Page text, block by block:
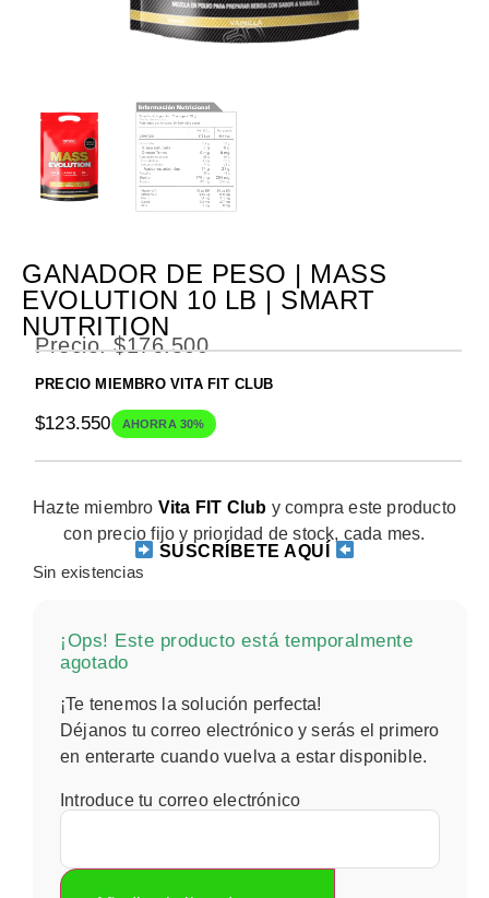
GANADOR DE PESO | MASS
EVOLUTION 10 LB | SMART
NUTRITION
Precio.$176.500
PRECIO MIEMBRO VITA FIT CLUB
$123.550 AHORRA 30%
Hazte miembro Vita FIT Club y compra este producto
con precio fijo y prioridad de stock, cada mes.
SUSCRÍBETE AQUÍ
Sin existencias
¡Ops! Este producto está temporalmente
agotado
¡Te tenemos la solución perfecta!
Déjanos tu correo electrónico y serás el primero
en enterarte cuando vuelva a estar disponible.
Introduce tu correo electrónico